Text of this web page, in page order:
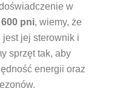
w
pni, wiemy, że
jej sterownik i
sprzęt tak, aby
energii oraz